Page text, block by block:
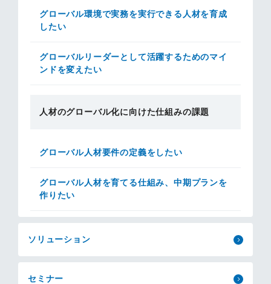
グローバル環境で実務を実行できる人材を育成
したい
グローバルリーダーとして活躍するためのマイ
ンドを変えたい
人材のグローバル化に向けた仕組みの課題
グローバル人材要件の定義をしたい
グローバル人材を育てる仕組み、中期プランを
作りたい
ソリューション
セミナー